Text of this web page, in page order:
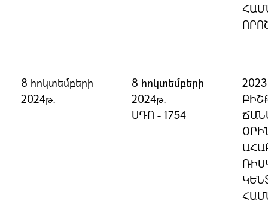
8 հոկտեմբերի
2024թ.
8 հոկտեմբերի
2024թ.
ՍԴՈ - 1754